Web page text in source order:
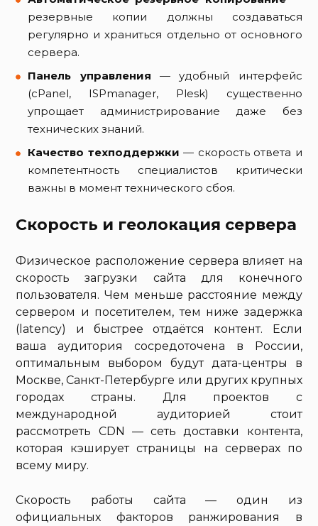
резервные копии должны создаваться
регулярно и храниться отдельно от основного
сервера.
Панель управления — удобный интерфейс
(cPanel, ISPmanager, Plesk) существенно
упрощает администрирование даже без
технических знаний.
Качество техподдержки — скорость ответа и
компетентность специалистов критически
важны в момент технического сбоя.
Скорость и геолокация сервера
Физическое расположение сервера влияет на
скорость загрузки сайта для конечного
пользователя. Чем меньше расстояние между
сервером и посетителем, тем ниже задержка
(latency) и быстрее отдаётся контент. Если
ваша аудитория сосредоточена в России,
оптимальным выбором будут дата-центры в
Москве, Санкт-Петербурге или других крупных
городах страны. Для проектов с
международной аудиторией стоит
рассмотреть CDN — сеть доставки контента,
которая кэширует страницы на серверах по
всему миру.
Скорость работы сайта — один из
официальных факторов ранжирования в